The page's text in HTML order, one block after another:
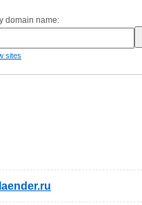
domain name:
sites